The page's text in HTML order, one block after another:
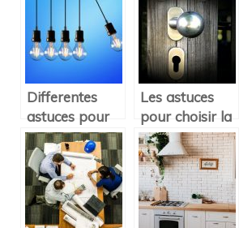
qualité ?
Differentes
astuces pour
payer moins
de factures
d’energie
Les astuces
pour choisir la
serrure de sa
maison